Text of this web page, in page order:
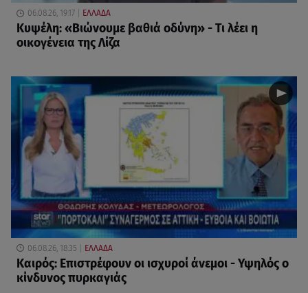
06.08.26, 19:17 ΕΛΛΑΔΑ
Κυψέλη: «Βιώνουμε βαθιά οδύνη» - Τι λέει η
οικογένεια της Λίζα
06.08.26, 18:35 ΕΛΛΑΔΑ
Καιρός: Επιστρέφουν οι ισχυροί άνεμοι - Υψηλός ο
κίνδυνος πυρκαγιάς